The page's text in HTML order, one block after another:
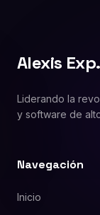
Alexis
Liderando la
y software de
Navegación
Inicio